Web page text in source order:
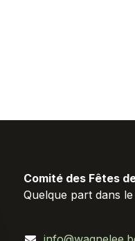
Comité des Fêtes
Quelque part dans